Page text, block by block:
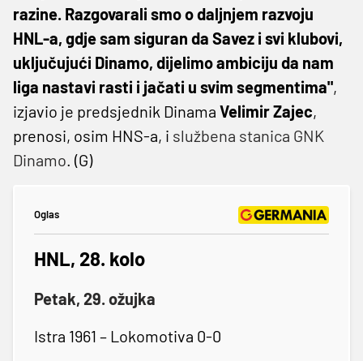
razine. Razgovarali smo o daljnjem razvoju
HNL-a, gdje sam siguran da Savez i svi klubovi,
uključujući Dinamo, dijelimo ambiciju da nam
liga nastavi rasti i jačati u svim segmentima",
izjavio je predsjednik Dinama Velimir Zajec,
prenosi, osim HNS-a, i službena stanica GNK
Dinamo. (G)
Oglas
HNL, 28. kolo
Petak, 29. ožujka
Istra 1961 – Lokomotiva 0-0